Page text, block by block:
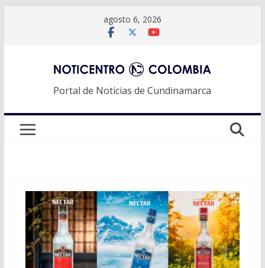
agosto 6, 2026
Portal de Noticias de Cundinamarca